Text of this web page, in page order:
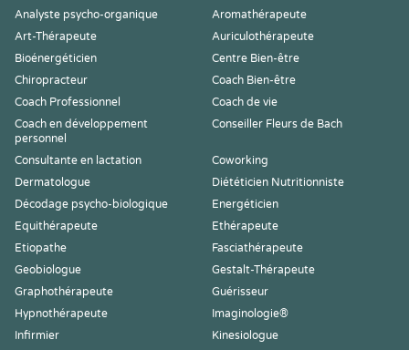
Analyste psycho-organique
Aromathérapeute
Art-Thérapeute
Auriculothérapeute
Bioénergéticien
Centre Bien-être
Chiropracteur
Coach Bien-être
Coach Professionnel
Coach de vie
Coach en développement
personnel
Conseiller Fleurs de Bach
Consultante en lactation
Coworking
Dermatologue
Diététicien Nutritionniste
Décodage psycho-biologique
Energéticien
Equithérapeute
Ethérapeute
Etiopathe
Fasciathérapeute
Geobiologue
Gestalt-Thérapeute
Graphothérapeute
Guérisseur
Hypnothérapeute
Imaginologie®
Infirmier
Kinesiologue